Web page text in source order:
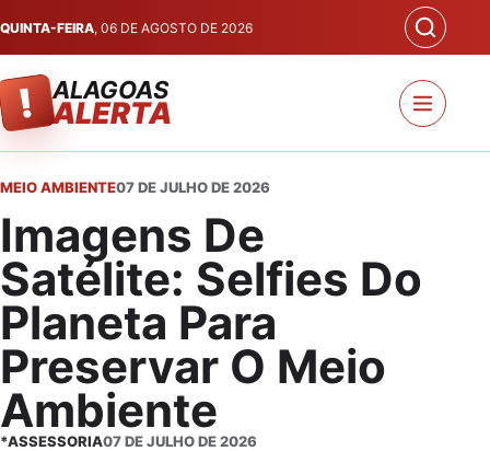
QUINTA-FEIRA, 06 DE AGOSTO DE 2026
! ALAGOAS
ALERTA
MEIO AMBIENTE07 DE JULHO DE 2026
Imagens De
Satélite: Selfies Do
Planeta Para
Preservar O Meio
Ambiente
*ASSESSORIA07 DE JULHO DE 2026